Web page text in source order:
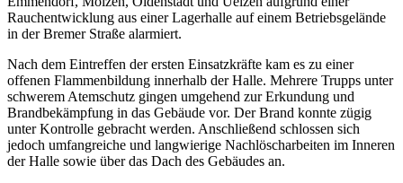
Rauchentwicklung aus einer Lagerhalle auf einem Betriebsgelände
in der Bremer Straße alarmiert.
Nach dem Eintreffen der ersten Einsatzkräfte kam es zu einer
offenen Flammenbildung innerhalb der Halle. Mehrere Trupps unter
schwerem Atemschutz gingen umgehend zur Erkundung und
Brandbekämpfung in das Gebäude vor. Der Brand konnte zügig
unter Kontrolle gebracht werden. Anschließend schlossen sich
jedoch umfangreiche und langwierige Nachlöscharbeiten im Inneren
der Halle sowie über das Dach des Gebäudes an.